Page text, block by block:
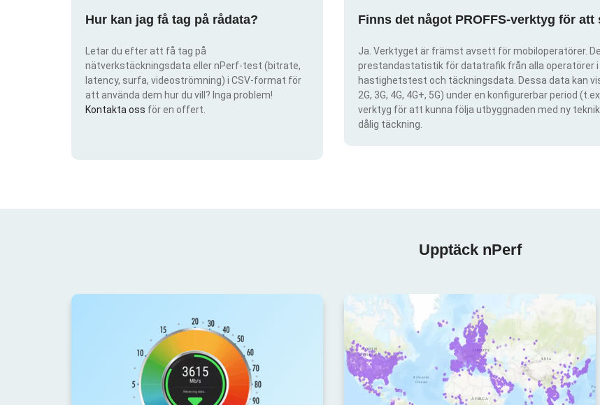
Hur kan jag få tag på rådata?
Letar du efter att få tag på
nätverkstäckningsdata eller nPerf-test (bitrate,
latency, surfa, videoströmning) i CSV-format för
att använda dem hur du vill? Inga problem!
Kontakta oss för en offert.
Finns det något PROFFS-verktyg för
Ja. Verktyget är främst avsett för mobiloperatörer.
prestandastatistik för datatrafik från alla operatörer
hastighetstest och täckningsdata. Dessa data kan
2G, 3G, 4G, 4G+, 5G) under en konfigurerbar period
verktyg för att kunna följa utbyggnaden med ny
dålig täckning.
Upptäck nPerf